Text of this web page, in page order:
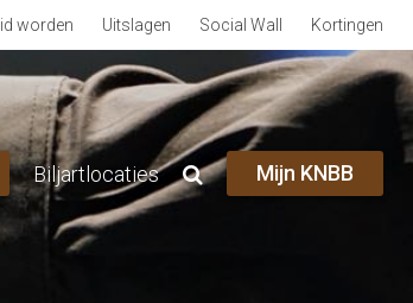
Lid worden Uitslagen Social Wall Kortingen
Biljartlocaties Mijn KNBB